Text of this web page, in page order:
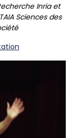
Inria et
Sciences des